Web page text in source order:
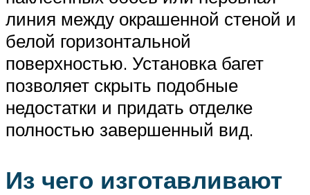
линия между окрашенной стеной и
белой горизонтальной
поверхностью. Установка багет
позволяет скрыть подобные
недостатки и придать отделке
полностью завершенный вид.
Из чего изготавливают